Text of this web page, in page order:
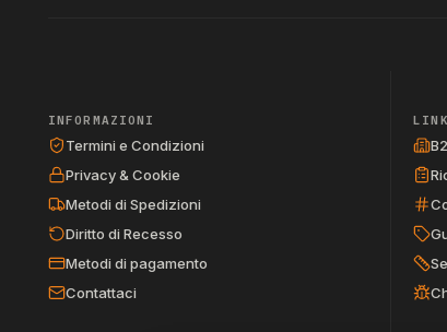
INFORMAZIONI
Termini e Condizioni
Privacy & Cookie
Metodi di Spedizioni
Diritto di Recesso
Metodi di pagamento
Contattaci
LINK